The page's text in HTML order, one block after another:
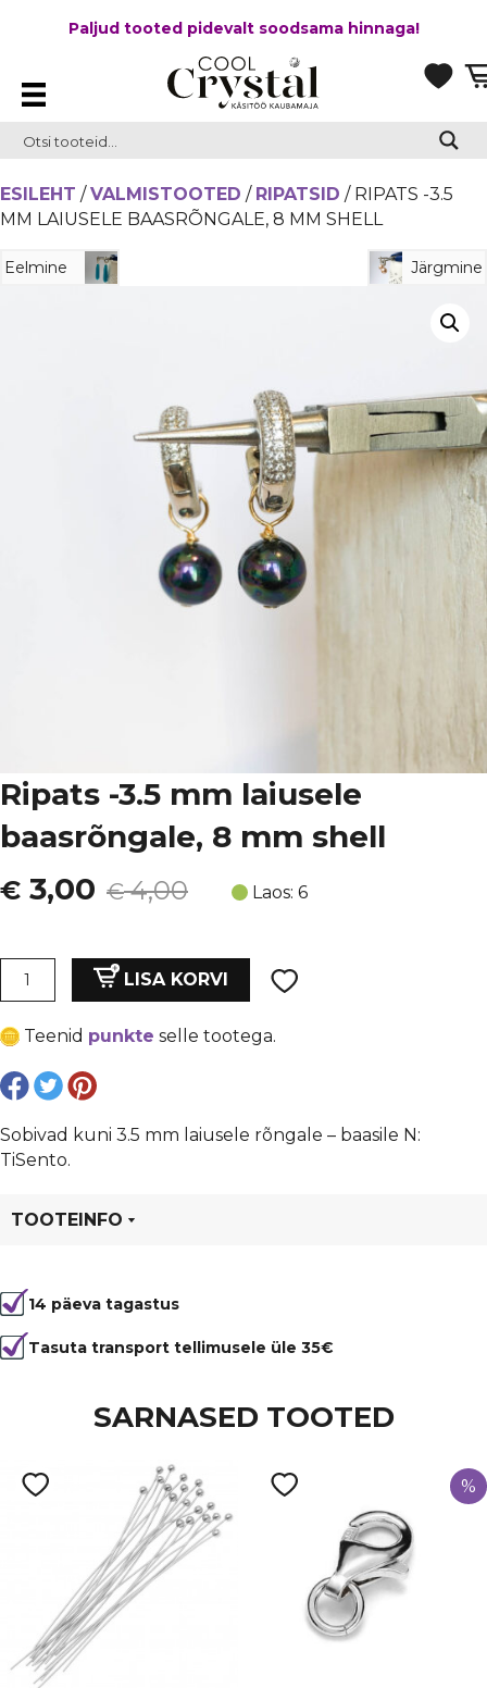
Paljud tooted pidevalt soodsama hinnaga!
ESILEHT / VALMISTOOTED / RIPATSID / RIPATS -3.5
MM LAIUSELE BAASRÕNGALE, 8 MM SHELL
Eelmine Järgmine
Ripats -3.5 mm laiusele
baasrõngale, 8 mm shell
€4,00
Algne
oli:
€ 4,00.
€ 3,00
Current
is:
€ 3,00.
Laos: 6
Ripats
laiusele
baasrõngale,
8
shell
kogus
LISA KORVI
Teenid punkte selle tootega.
Sobivad kuni 3.5 mm laiusele rõngale – baasile N:
TiSento.
TOOTEINFO
Värvus
Must
Materjal
poolvääriskivi
14 päeva tagastus
Tasuta transport tellimusele üle 35€
SARNASED TOOTED
%